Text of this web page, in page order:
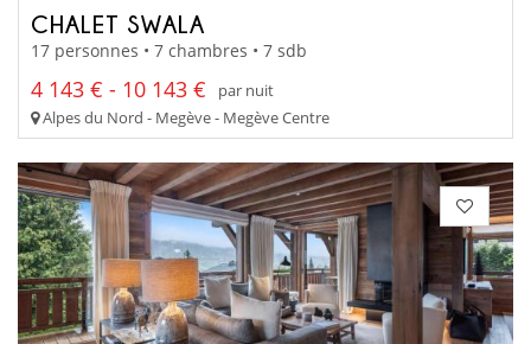
CHALET SWALA
17 personnes • 7 chambres • 7 sdb
4 143 € - 10 143 €
par nuit
Alpes du Nord - Megève - Megève Centre